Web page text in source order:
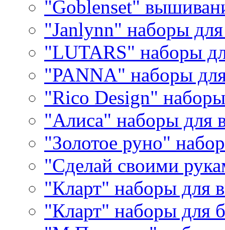
"Goblenset"
"Janlynn" наборы
"LUTARS" наборы
"PANNA" наборы
"Rico Design"
"Алиса" наборы для
"Золотое руно"
"Сделай своими
"Кларт" наборы для
"Кларт" наборы для